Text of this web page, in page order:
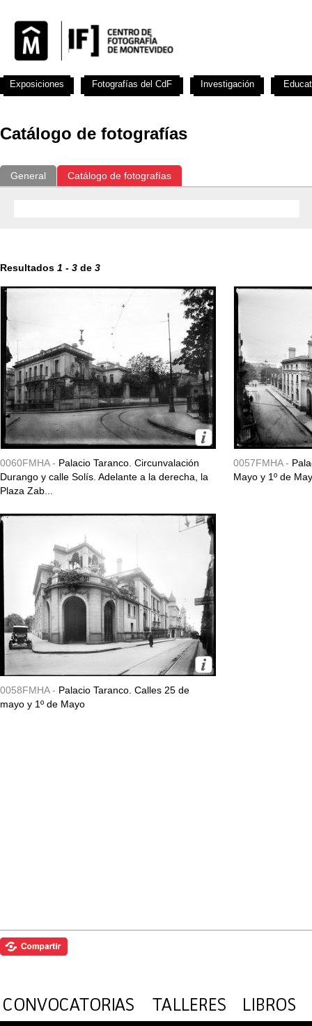
Catálogo de fotografías
General Catálogo de fotografías
Resultados 1 - 3 de 3
0060FMHA - Palacio Taranco. Circunvalación
Durango y calle Solís. Adelante a la derecha, la
Plaza Zab...
0057FMHA -
Mayo y 1º de
0058FMHA - Palacio Taranco. Calles 25 de
mayo y 1º de Mayo
Exposiciones Fotografías del CdF Investigación